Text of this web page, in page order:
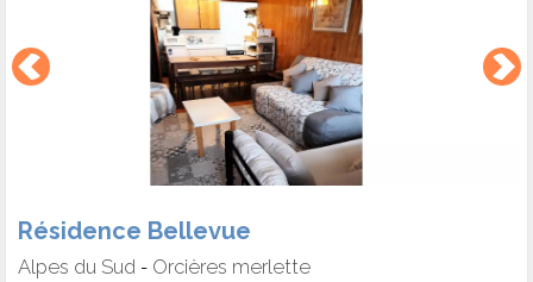
Résidence Bellevue
Alpes du Sud - Orcières merlette